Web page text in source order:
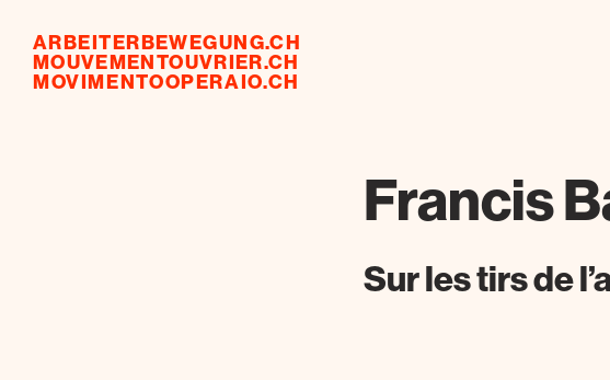
ARBEITERBEWEGUNG.CH
MOUVEMENTOUVRIER.CH
MOVIMENTOOPERAIO.CH
Francis
Sur les tirs de